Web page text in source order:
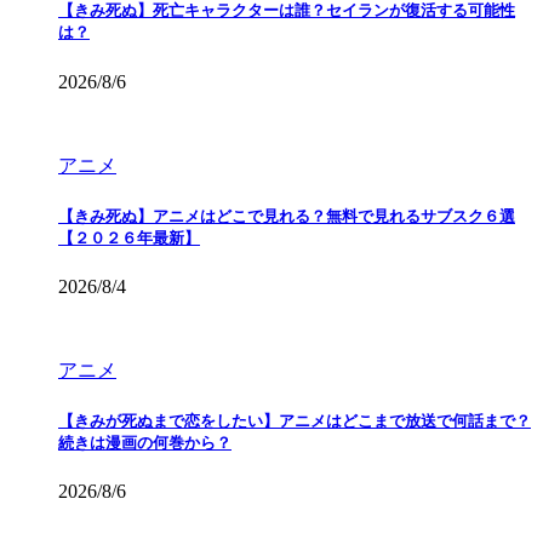
【きみ死ぬ】死亡キャラクターは誰？セイランが復活する可能性
は？
2026/8/6
アニメ
【きみ死ぬ】アニメはどこで見れる？無料で見れるサブスク６選
【２０２６年最新】
2026/8/4
アニメ
【きみが死ぬまで恋をしたい】アニメはどこまで放送で何話まで？
続きは漫画の何巻から？
2026/8/6